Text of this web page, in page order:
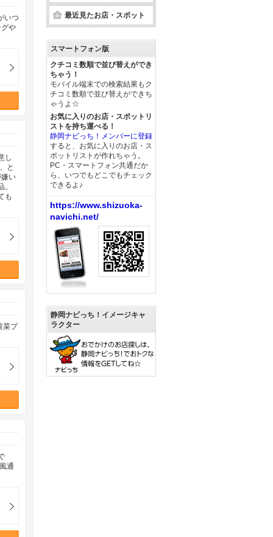
いつ
や
し
と
い
も
菜プ
通
最近見たお店・スポット
スマートフォン版
クチコミ数順で並び替えができ
ちゃう！
モバイル端末での検索結果もク
チコミ数順で並び替えができち
ゃうよ☆
お気に入りのお店・スポットリ
ストを持ち運べる！
静岡ナビっち！メンバーに登録
すると、お気に入りのお店・ス
ポットリストが作れちゃう。
PC・スマートフォン共通だか
ら、いつでもどこでもチェック
できるよ♪
https://www.shizuoka-
navichi.net/
静岡ナビっち！イメージキャ
ラクター